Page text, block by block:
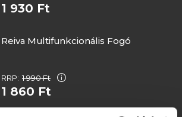
1 930 Ft
Reiva Multifunkcionális Fogó
RRP: 1 990 Ft
1 860 Ft